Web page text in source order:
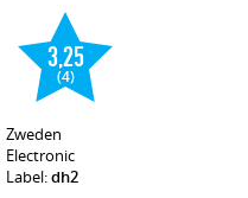
3,25
(4)
Zweden
Electronic
Label:dh2